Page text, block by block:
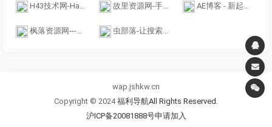
H43技术网-Hao43，QQ技术导航,QQ业务乐园,小刀网,爱Q生活网,QQ技术,技术导航天下,钻石皇朝,QQ技术网,QQ资源网,QQ技术乐园,学习技术从这里开始 故里资源网-手游源码端游源码页游源码服务端单机分享网 AE博客 - 新起点|站长资讯|站长源码|软件下载|AE墨渊|AEINK.COM
枫落资源网---分享免费精品资源 虫部落-让搜索更简单
wap.jshkw.cn
Copyright © 2024福利导航All Rights Reserved.
沪ICP备20081888号申请加入